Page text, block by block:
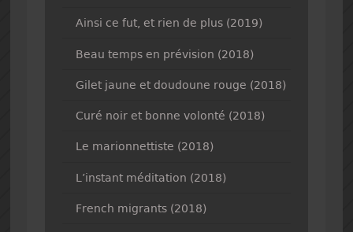
Ainsi ce fut, et rien de plus (2019)
Beau temps en prévision (2018)
Gilet jaune et doudoune rouge (2018)
Curé noir et bonne volonté (2018)
Le marionnettiste (2018)
L’instant méditation (2018)
French migrants (2018)